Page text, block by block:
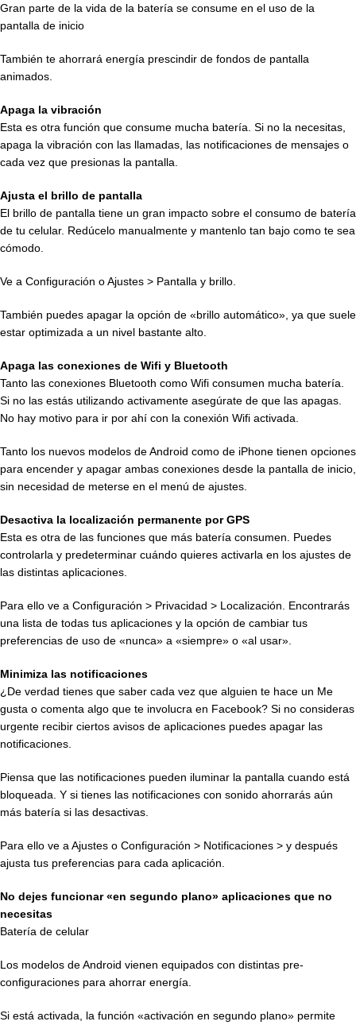
Gran parte de la vida de la batería se consume en el uso de la
pantalla de inicio
También te ahorrará energía prescindir de fondos de pantalla
animados.
Apaga la vibración
Esta es otra función que consume mucha batería. Si no la necesitas,
apaga la vibración con las llamadas, las notificaciones de mensajes o
cada vez que presionas la pantalla.
Ajusta el brillo de pantalla
El brillo de pantalla tiene un gran impacto sobre el consumo de batería
de tu celular. Redúcelo manualmente y mantenlo tan bajo como te sea
cómodo.
Ve a Configuración o Ajustes > Pantalla y brillo.
También puedes apagar la opción de «brillo automático», ya que suele
estar optimizada a un nivel bastante alto.
Apaga las conexiones de Wifi y Bluetooth
Tanto las conexiones Bluetooth como Wifi consumen mucha batería.
Si no las estás utilizando activamente asegúrate de que las apagas.
No hay motivo para ir por ahí con la conexión Wifi activada.
Tanto los nuevos modelos de Android como de iPhone tienen opciones
para encender y apagar ambas conexiones desde la pantalla de inicio,
sin necesidad de meterse en el menú de ajustes.
Desactiva la localización permanente por GPS
Esta es otra de las funciones que más batería consumen. Puedes
controlarla y predeterminar cuándo quieres activarla en los ajustes de
las distintas aplicaciones.
Para ello ve a Configuración > Privacidad > Localización. Encontrarás
una lista de todas tus aplicaciones y la opción de cambiar tus
preferencias de uso de «nunca» a «siempre» o «al usar».
Minimiza las notificaciones
¿De verdad tienes que saber cada vez que alguien te hace un Me
gusta o comenta algo que te involucra en Facebook? Si no consideras
urgente recibir ciertos avisos de aplicaciones puedes apagar las
notificaciones.
Piensa que las notificaciones pueden iluminar la pantalla cuando está
bloqueada. Y si tienes las notificaciones con sonido ahorrarás aún
más batería si las desactivas.
Para ello ve a Ajustes o Configuración > Notificaciones > y después
ajusta tus preferencias para cada aplicación.
No dejes funcionar «en segundo plano» aplicaciones que no
necesitas
Batería de celular
Los modelos de Android vienen equipados con distintas pre-
configuraciones para ahorrar energía.
Si está activada, la función «activación en segundo plano» permite